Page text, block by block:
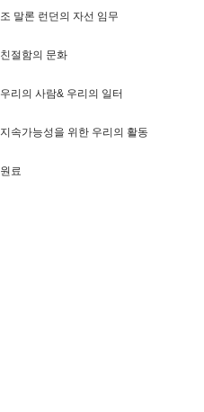
조 말론 런던의 자선 임무
친절함의 문화
우리의 사람& 우리의 일터
지속가능성을 위한 우리의 활동
원료